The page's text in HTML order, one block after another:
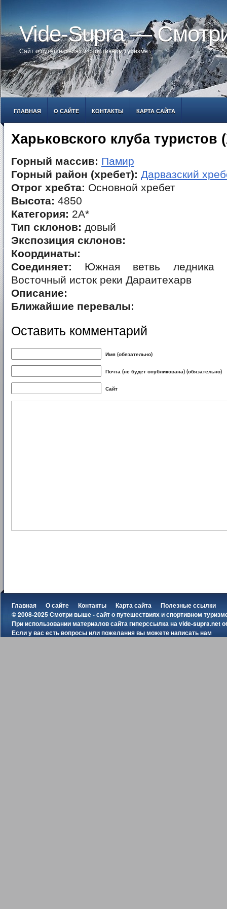
Vide-Supra —
Сайт о путешествиях и спортивном туризме
ГЛАВНАЯ О САЙТЕ КОНТАКТЫ КАРТА САЙТА
Харьковского клуба туристов
Горный массив: Памир
Горный район (хребет): Дарвазский
Отрог хребта: Основной хребет
Высота: 4850
Категория: 2А*
Тип склонов: довый
Экспозиция склонов:
Координаты:
Соединяет: Южная ветвь ледника
Восточный исток реки Дараитехарв
Описание:
Ближайшие перевалы:
Оставить комментарий
Имя (обязательно)
Почта (не будет опубликована) (обязательно)
Сайт
Главная О сайте Контакты Карта сайта
Полезные ссылки
© 2008-2025 Смотри выше - сайт о путешествиях и спортивном
При использовании материалов сайта гиперссылка наvide-supra.net
Если у вас есть вопросы или пожелания вы можетенаписать нам